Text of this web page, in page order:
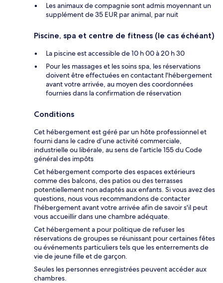
Les animaux de compagnie sont admis moyennant un
supplément de 35 EUR par animal, par nuit
Piscine, spa et centre de fitness (le cas échéant)
La piscine est accessible de 10 h 00 à 20 h 30
Pour les massages et les soins spa, les réservations
doivent être effectuées en contactant l'hébergement
avant votre arrivée, au moyen des coordonnées
fournies dans la confirmation de réservation
Conditions
Cet hébergement est géré par un hôte professionnel et
fourni dans le cadre d’une activité commerciale,
industrielle ou libérale, au sens de l’article 155 du Code
général des impôts
Cet hébergement comporte des espaces extérieurs
comme des balcons, des patios ou des terrasses
potentiellement non adaptés aux enfants. Si vous avez des
questions, nous vous recommandons de contacter
l'hébergement avant votre arrivée afin de savoir s'il peut
vous accueillir dans une chambre adéquate.
Cet hébergement a pour politique de refuser les
réservations de groupes se réunissant pour certaines fêtes
ou événements particuliers tels que les enterrements de
vie de jeune fille et de garçon.
Seules les personnes enregistrées peuvent accéder aux
chambres.